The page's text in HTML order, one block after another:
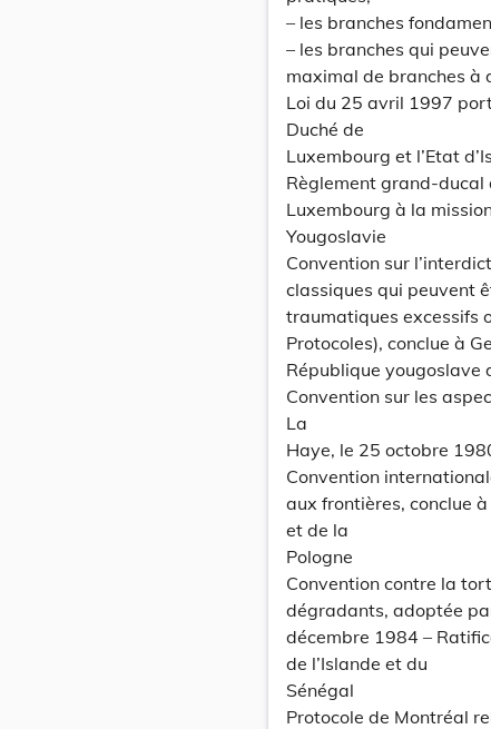
– les branches
– les branches qui
maximal de branches à
Loi du 25 avril 1997
Duché de
Luxembourg et l’Etat
Règlement grand-
Luxembourg à la
Yougoslavie
Convention sur
classiques qui peuvent
traumatiques excessifs
Protocoles), conclue à
République yougoslave
Convention sur les
La
Haye, le 25 octobre
Convention
aux frontières, conclue
et de la
Pologne
Convention contre la
dégradants, adoptée
décembre 1984 –
de l’Islande et du
Sénégal
Protocole de Montréal